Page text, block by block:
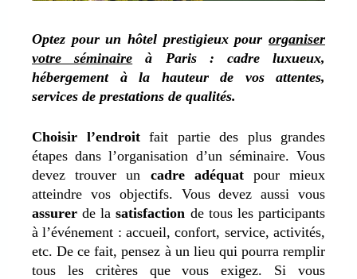
Optez pour un hôtel prestigieux pour organiser
votre séminaire à Paris : cadre luxueux,
hébergement à la hauteur de vos attentes,
services de prestations de qualités.
Choisir l’endroitfait partie des plus grandes
étapes dans l’organisation d’un séminaire. Vous
devez trouver un cadre adéquatpour mieux
atteindre vos objectifs. Vous devez aussi vous
assurerde lasatisfaction de tous les participants
à l’événement : accueil, confort, service, activités,
etc. De ce fait, pensez à un lieu qui pourra remplir
tous les critères que vous exigez. Si vous